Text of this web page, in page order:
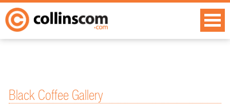
Black Coffee Gallery